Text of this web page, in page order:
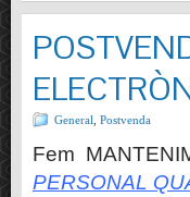
General Postvenda
Fem
PERSONAL